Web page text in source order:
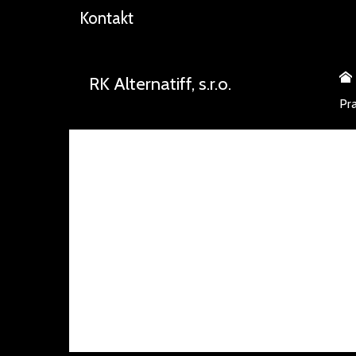
Kontakt
RK Alternatiff, s.r.o.